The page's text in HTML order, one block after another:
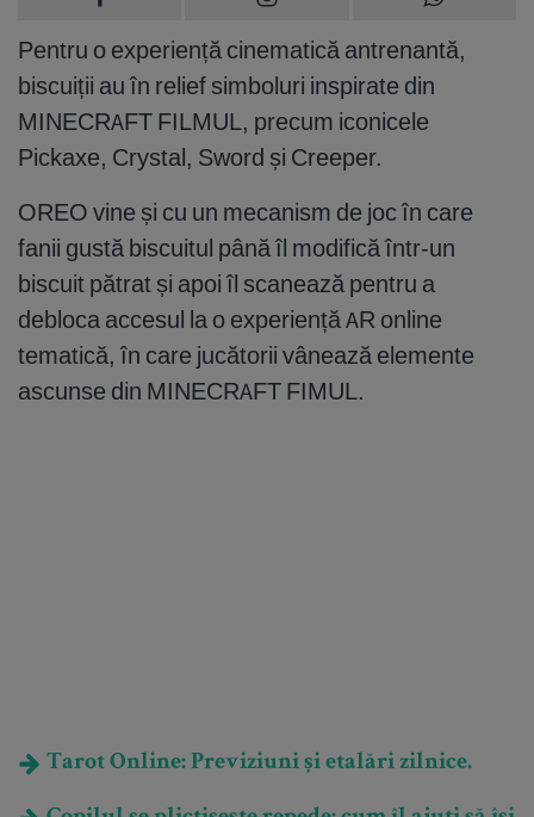
Pentru o experiență cinematică antrenantă,
biscuiții au în relief simboluri inspirate din
MINECRAFT FILMUL, precum iconicele
Pickaxe, Crystal, Sword și Creeper.
OREO vine și cu un mecanism de joc în care
fanii gustă biscuitul până îl modifică într-un
biscuit pătrat și apoi îl scanează pentru a
debloca accesul la o experiență AR online
tematică, în care jucătorii vânează elemente
ascunse din MINECRAFT FIMUL.
Tarot Online: Previziuni și etalări zilnice.